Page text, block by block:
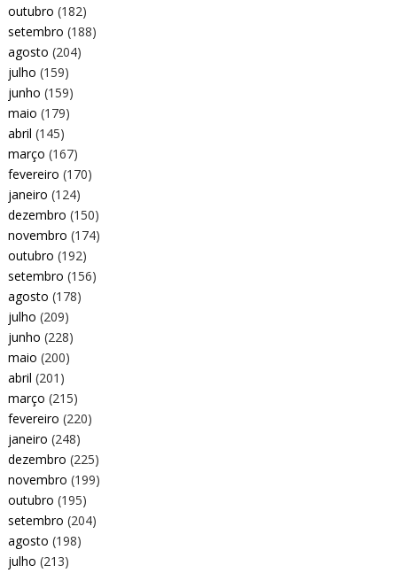
outubro (182)
setembro (188)
agosto (204)
julho (159)
junho (159)
maio (179)
abril (145)
março (167)
fevereiro (170)
janeiro (124)
dezembro (150)
novembro (174)
outubro (192)
setembro (156)
agosto (178)
julho (209)
junho (228)
maio (200)
abril (201)
março (215)
fevereiro (220)
janeiro (248)
dezembro (225)
novembro (199)
outubro (195)
setembro (204)
agosto (198)
julho (213)